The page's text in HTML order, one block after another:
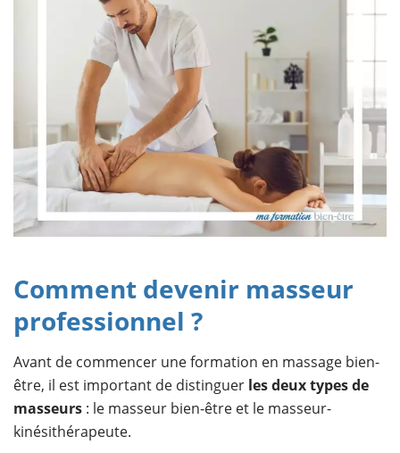
Comment devenir masseur
professionnel ?
Avant de commencer une formation en massage bien-
être, il est important de distinguer les deux types de
masseurs : le masseur bien-être et le masseur-
kinésithérapeute.